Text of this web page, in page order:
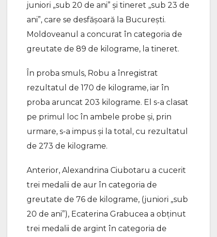
juniori „sub 20 de ani” și tineret „sub 23 de
ani”, care se desfășoară la București.
Moldoveanul a concurat în categoria de
greutate de 89 de kilograme, la tineret.
În proba smuls, Robu a înregistrat
rezultatul de 170 de kilograme, iar în
proba aruncat 203 kilograme. El s-a clasat
pe primul loc în ambele probe și, prin
urmare, s-a impus și la total, cu rezultatul
de 273 de kilograme.
Anterior, Alexandrina Ciubotaru a cucerit
trei medalii de aur în categoria de
greutate de 76 de kilograme, (juniori „sub
20 de ani”), Ecaterina Grabucea a obținut
trei medalii de argint în categoria de